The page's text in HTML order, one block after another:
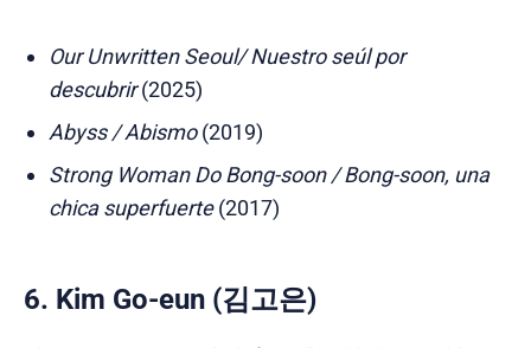
Our Unwritten Seoul/ Nuestro seúl por
descubrir(2025)
Abyss / Abismo(2019)
Strong Woman Do Bong-soon / Bong-soon, una
chica superfuerte(2017)
6. Kim Go-eun (김고은)